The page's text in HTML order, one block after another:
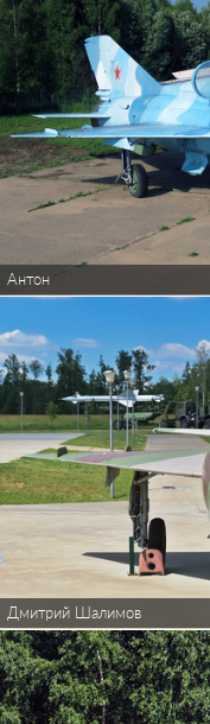
Антон
Дмитрий Шалимов